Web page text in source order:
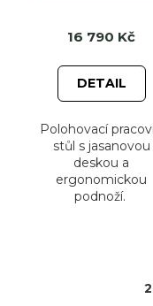
16 790 Kč
DETAIL
Polohovací
stůl s jasanovou
deskou a
ergonomickou
podnoží.
2